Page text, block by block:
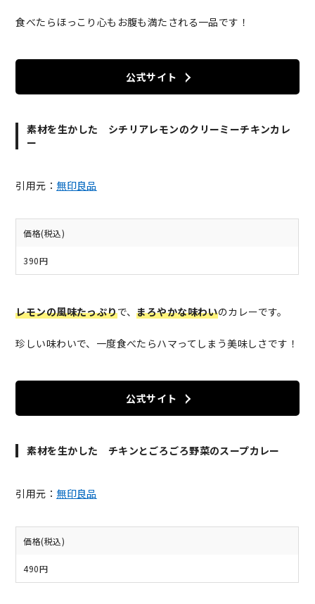
食べたらほっこり心もお腹も満たされる一品です！
公式サイト
素材を生かした シチリアレモンのクリーミーチキンカレ
ー
引用元： 無印良品
価格(税込)
390円
レモンの風味たっぷりで、まろやかな味わいのカレーです。
珍しい味わいで、一度食べたらハマってしまう美味しさです！
公式サイト
素材を生かした チキンとごろごろ野菜のスープカレー
引用元： 無印良品
価格(税込)
490円